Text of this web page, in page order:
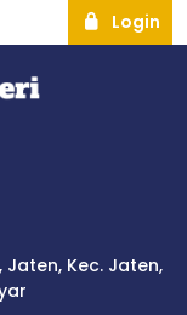
Login
Kec. Jaten,